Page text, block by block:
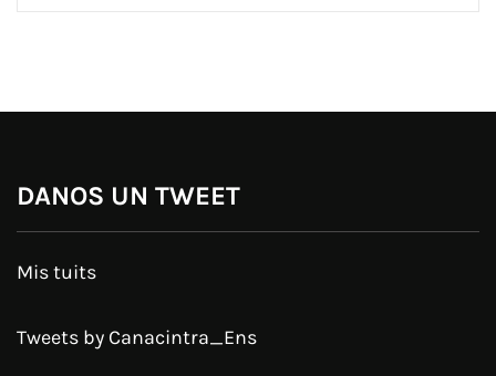
DANOS UN TWEET
Mis tuits
Tweets by Canacintra_Ens